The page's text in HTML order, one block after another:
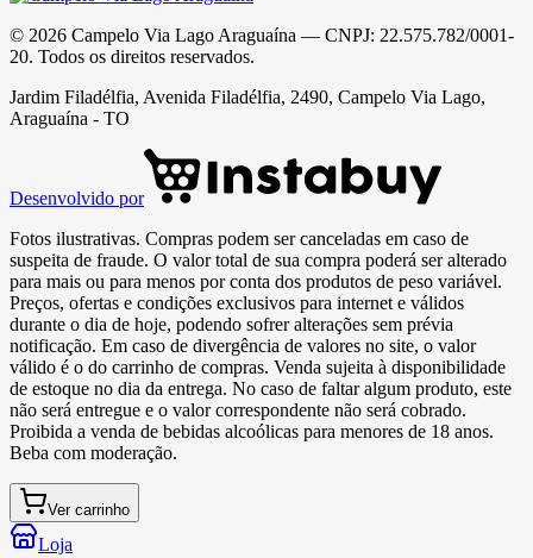
© 2026 Campelo Via Lago Araguaína — CNPJ: 22.575.782/0001-
20. Todos os direitos reservados.
Jardim Filadélfia, Avenida Filadélfia, 2490, Campelo Via Lago,
Araguaína - TO
Desenvolvido por
Fotos ilustrativas. Compras podem ser canceladas em caso de
suspeita de fraude. O valor total de sua compra poderá ser alterado
para mais ou para menos por conta dos produtos de peso variável.
Preços, ofertas e condições exclusivos para internet e válidos
durante o dia de hoje, podendo sofrer alterações sem prévia
notificação. Em caso de divergência de valores no site, o valor
válido é o do carrinho de compras. Venda sujeita à disponibilidade
de estoque no dia da entrega. No caso de faltar algum produto, este
não será entregue e o valor correspondente não será cobrado.
Proibida a venda de bebidas alcoólicas para menores de 18 anos.
Beba com moderação.
Ver carrinho
Loja